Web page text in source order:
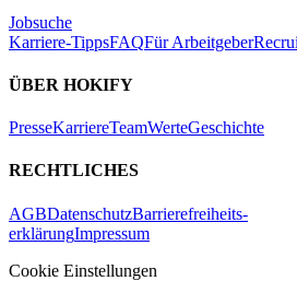
Jobsuche
Karriere-TippsFAQFür Arbeitgeber
ÜBER HOKIFY
PresseKarriereTeamWerteGeschichte
RECHTLICHES
AGBDatenschutzBarrierefreiheits-
erklärungImpressum
Cookie Einstellungen